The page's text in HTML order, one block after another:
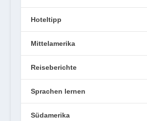
Hoteltipp
Mittelamerika
Reiseberichte
Sprachen lernen
Südamerika